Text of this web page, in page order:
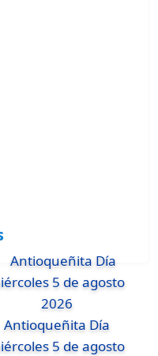
Antioqueñita Día
5 de agosto